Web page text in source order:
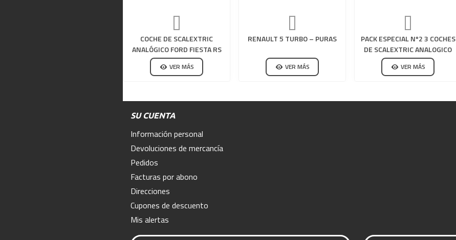
COCHE DE SCALEXTRIC
ANALÓGICO FORD FIESTA RS
WRC HIRVONEN
VER MÁS
RENAULT 5 TURBO – PURAS
VER MÁS
PACK ESPECIAL Nº2 3 COCHES
DE SCALEXTRIC ANALOGICO
VER MÁS
SU CUENTA
Información personal
Devoluciones de mercancía
Pedidos
Facturas por abono
Direcciones
Cupones de descuento
Mis alertas